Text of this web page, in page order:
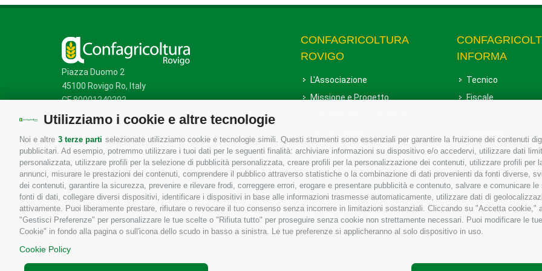
Utilizziamo i cookie e altre tecnologie
Noi e altre 3 terze parti selezionate utilizziamo cookie e tecnologie simili. Questi strumenti sono essenziali per garantire la fruizione dei contenuti
pubblicitari. Ad esempio, potremmo utilizzare i tuoi dati per le seguenti finalità: archiviare informazioni su dispositivo e/o accedervi, utilizzare dati
personalizzata, utilizzare profili per la selezione di pubblicità personalizzata, creare profili per la personalizzazione dei contenuti, utilizzare profili
annunci, misurare le prestazioni dei contenuti, comprendere il pubblico attraverso statistiche o la combinazione di dati provenienti da fonti diverse,
dei contenuti, garantire la sicurezza, prevenire e rilevare frodi, correggere errori, erogare e presentare pubblicità e contenuto, salvare e comunicare
fonti di dati, collegare diversi dispositivi, identificare i dispositivi in base alle informazioni trasmesse automaticamente, utilizzare dati di
attivamente. Puoi liberamente prestare, rifiutare o revocare il tuo consenso senza incorrere in limitazioni sostanziali. Cliccando su "Accetta
"Gestisci Preferenze" per personalizzare le tue scelte o "Rifiuta tutto" per proseguire senza cookie non strettamente necessari. Puoi modificare le
Cookie" in fondo alla pagina o sull'icona dello scudo in basso a sinistra. Le tue preferenze si applicheranno al solo dispositivo in uso.
Cookie Policy
Piazza Duomo 2
45100 Rovigo Ro, Italy
CF 80001240292
Mappa del sito/Privacy Policy /Cookie Policy
CONFAGRICOLTURA
ROVIGO
L'Associazione
Missione e Progetto
Uffici della Sede provinciale
Le Sedi di Zona
Agricoltori S.r.l.
Whistleblowing Confagricoltura
Rovigo e Agricoltori srl
INFORMA
Tecnico
Fiscale
Associazione